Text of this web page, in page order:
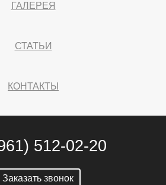
ГАЛЕРЕЯ
СТАТЬИ
КОНТАКТЫ
512-02-20
Заказать звонок